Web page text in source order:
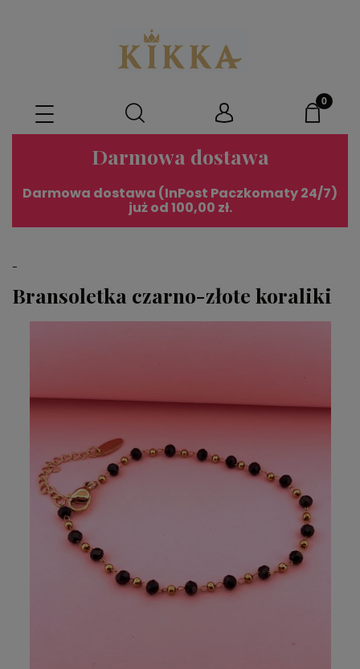
Darmowa dostawa
Darmowa dostawa (InPost Paczkomaty 24/7)
już od 100,00 zł.
-
Bransoletka czarno-złote koraliki